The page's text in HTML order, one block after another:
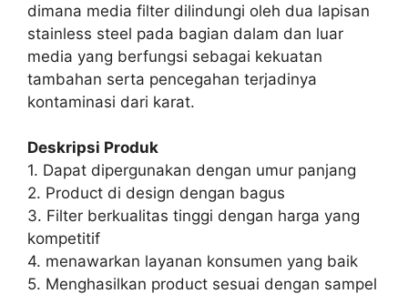
dimana media filter dilindungi oleh dua lapisan
stainless steel pada bagian dalam dan luar
media yang berfungsi sebagai kekuatan
tambahan serta pencegahan terjadinya
kontaminasi dari karat.
Deskripsi Produk
1. Dapat dipergunakan dengan umur panjang
2. Product di design dengan bagus
3. Filter berkualitas tinggi dengan harga yang
kompetitif
4. menawarkan layanan konsumen yang baik
5. Menghasilkan product sesuai dengan sampel